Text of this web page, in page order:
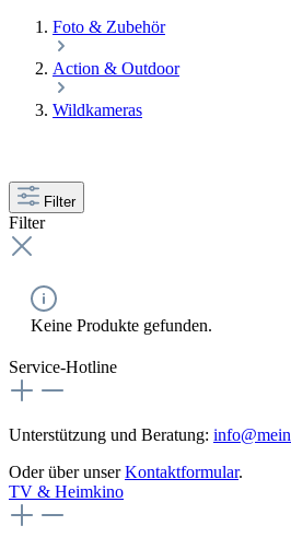
Foto & Zubehör
Action & Outdoor
Wildkameras
Filter
Filter
Keine Produkte gefunden.
Service-Hotline
Unterstützung und Beratung:
Oder über unserKontaktformular.
TV & Heimkino